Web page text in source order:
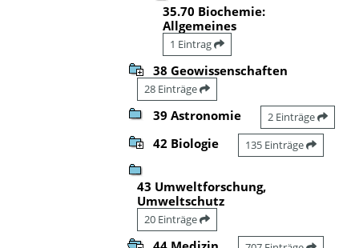
35.70 Biochemie:
Allgemeines
1 Eintrag
38 Geowissenschaften
28 Einträge
39 Astronomie 2 Einträge
42 Biologie 135 Einträge
43 Umweltforschung,
Umweltschutz
20 Einträge